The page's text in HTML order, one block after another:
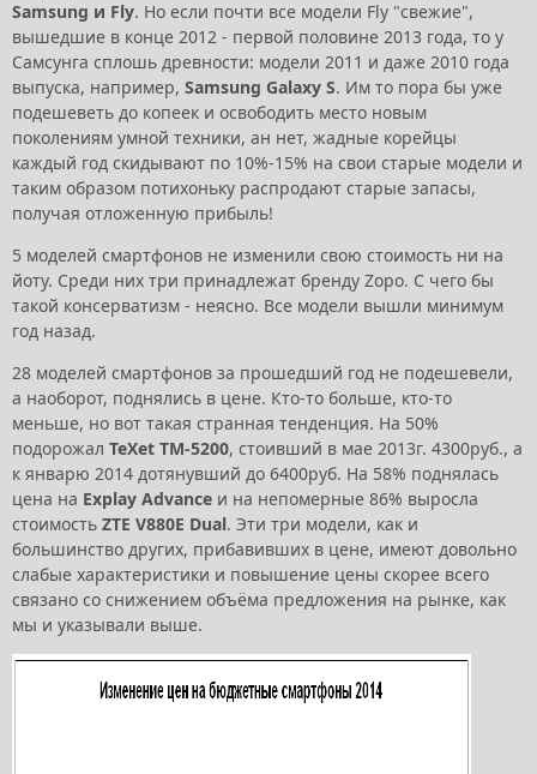
Samsung и Fly. Но если почти все модели Fly "свежие",
вышедшие в конце 2012 - первой половине 2013 года, то у
Самсунга сплошь древности: модели 2011 и даже 2010 года
выпуска, например, Samsung Galaxy S. Им то пора бы уже
подешеветь до копеек и освободить место новым
поколениям умной техники, ан нет, жадные корейцы
каждый год скидывают по 10%-15% на свои старые модели и
таким образом потихоньку распродают старые запасы,
получая отложенную прибыль!
5 моделей смартфонов не изменили свою стоимость ни на
йоту. Среди них три принадлежат бренду Zopo. C чего бы
такой консерватизм - неясно. Все модели вышли минимум
год назад.
28 моделей смартфонов за прошедший год не подешевели,
а наоборот, поднялись в цене. Кто-то больше, кто-то
меньше, но вот такая странная тенденция. На 50%
подорожал TeXet TM-5200, стоивший в мае 2013г. 4300руб., а
к январю 2014 дотянувший до 6400руб. На 58% поднялась
цена на Explay Advance и на непомерные 86% выросла
стоимость ZTE V880E Dual. Эти три модели, как и
большинство других, прибавивших в цене, имеют довольно
слабые характеристики и повышение цены скорее всего
связано со снижением объёма предложения на рынке, как
мы и указывали выше.